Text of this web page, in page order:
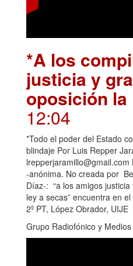
*A los
justicia y
oposición la
12:04
*Todo el poder del Estado
blindaje Por Luis Repper
-anónima. No creada por
Díaz-: “a los amigos
ley a secas” encuentra en
2º PT, López Obrador, UIJE
Grupo Radiofónico y Medios